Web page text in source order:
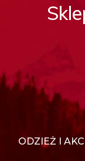
ODZIEŻ I